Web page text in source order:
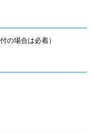
の場合は必着）